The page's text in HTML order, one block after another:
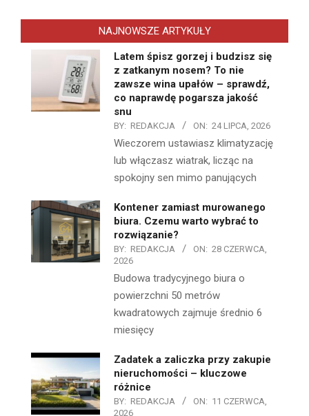
NAJNOWSZE ARTYKUŁY
Latem śpisz gorzej i budzisz się
z zatkanym nosem? To nie
zawsze wina upałów – sprawdź,
co naprawdę pogarsza jakość
snu
BY: REDAKCJA ON: 24 LIPCA, 2026
Wieczorem ustawiasz klimatyzację
lub włączasz wiatrak, licząc na
spokojny sen mimo panujących
Kontener zamiast murowanego
biura. Czemu warto wybrać to
rozwiązanie?
BY: REDAKCJA ON: 28 CZERWCA,
2026
Budowa tradycyjnego biura o
powierzchni 50 metrów
kwadratowych zajmuje średnio 6
miesięcy
Zadatek a zaliczka przy zakupie
nieruchomości – kluczowe
różnice
BY: REDAKCJA ON: 11 CZERWCA,
2026